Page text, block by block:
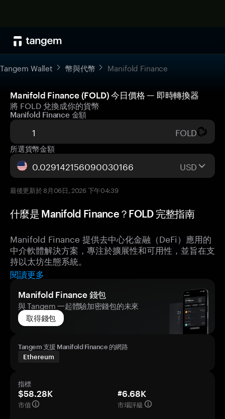
Tangem Wallet 幣與代幣 Manifold Finance
Manifold Finance (FOLD) 今日價格 — 即時轉換器
將 FOLD 兌換成你的貨幣
Manifold Finance 金額
FOLD
所選貨幣金額
USD
最後更新於 8月06日, 2026 下午04:39
什麼是 Manifold Finance？FOLD 完整指南
Manifold Finance 提供去中心化金融（DeFi）應用的
中介軟體解決方案，專注於擴展性和可用性，並旨在支
持以太坊生態系統。
閱讀更多
Manifold Finance 錢包
與 Tangem 一起體驗加密錢包的未來
取得錢包
Tangem 支援 Manifold Finance 的網路
Ethereum
指標
$58.28K
市值
#6.68K
市場評級